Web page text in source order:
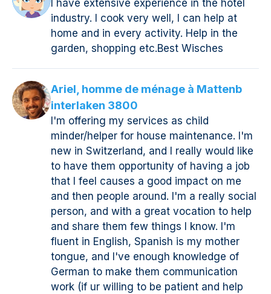
I have extensive experience in the hotel
industry. I cook very well, I can help at
home and in every activity. Help in the
garden, shopping etc.Best Wisches
Ariel, homme de ménage à Mattenb
interlaken 3800
I'm offering my services as child
minder/helper for house maintenance. I'm
new in Switzerland, and I really would like
to have them opportunity of having a job
that I feel causes a good impact on me
and then people around. I'm a really social
person, and with a great vocation to help
and share them few things I know. I'm
fluent in English, Spanish is my mother
tongue, and I've enough knowledge of
German to make them communication
work (if ur willing to be patient and help